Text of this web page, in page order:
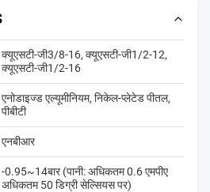
क्यूएसटी-जी3/8-16, क्यूएसटी-जी1/2-12,
क्यूएसटी-जी1/2-16
एनोडाइज्ड एल्यूमीनियम, निकेल-प्लेटेड पीतल,
पीबीटी
एनबीआर
-0.95~14बार (पानी: अधिकतम 0.6 एमपीए
अधिकतम 50 डिग्री सेल्सियस पर)